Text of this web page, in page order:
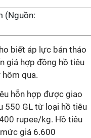
(Nguồn:
biết áp lực bán tháo
giá hợp đồng hồ tiêu
qua.
hỗn hợp được giao
550 GL từ loại hồ tiêu
rupee/kg. Hồ tiêu
giá 6.600